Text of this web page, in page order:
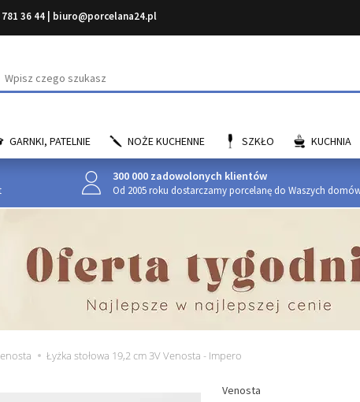
781 36 44 biuro@porcelana24.pl
Wyszukaj
GARNKI, PATELNIE NOŻE KUCHENNE SZKŁO KUCHNIA
300 000 zadowolonych klientów
Od 2005 roku dostarczamy porcelanę do Waszych
Łyżka stołowa 19,2 cm 3V Venosta - Impero
Venosta